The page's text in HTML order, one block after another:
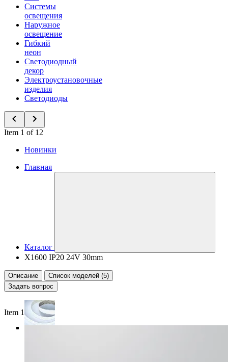
Системы
освещения
Наружное
освещение
Гибкий
неон
Светодиодный
декор
Электроустановочные
изделия
Светодиоды
Item 1 of 12
Новинки
Главная
Каталог
X1600 IP20 24V 30mm
Описание
Список моделей (5)
Задать вопрос
Item 1 of 6